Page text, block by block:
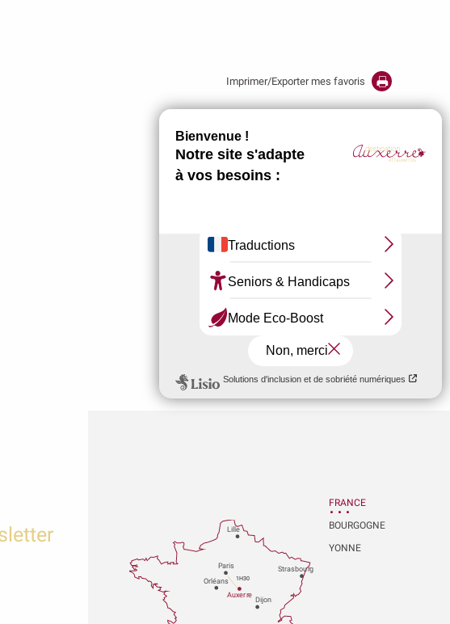
Imprimer/Exporter mes favoris
Paris
Dijon
Orléans
Auxerre
Strasbourg
Lille
1H30
FRANCE
BOURGOGNE
YONNE